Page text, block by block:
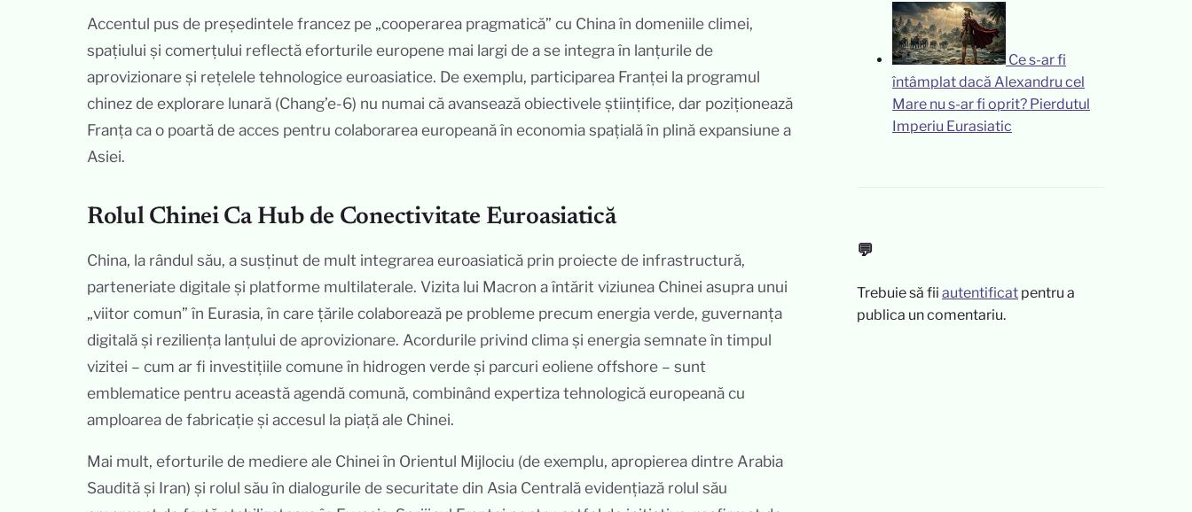
Accentul pus de președintele francez pe „cooperarea pragmatică” cu China în domeniile climei,
spațiului și comerțului reflectă eforturile europene mai largi de a se integra în lanțurile de
aprovizionare și rețelele tehnologice euroasiatice. De exemplu, participarea Franței la programul
chinez de explorare lunară (Chang’e-6) nu numai că avansează obiectivele științifice, dar poziționează
Franța ca o poartă de acces pentru colaborarea europeană în economia spațială în plină expansiune a
Asiei.
Rolul Chinei Ca Hub de Conectivitate Euroasiatică
China, la rândul său, a susținut de mult integrarea euroasiatică prin proiecte de infrastructură,
parteneriate digitale și platforme multilaterale. Vizita lui Macron a întărit viziunea Chinei asupra unui
„viitor comun” în Eurasia, în care țările colaborează pe probleme precum energia verde, guvernanța
digitală și reziliența lanțului de aprovizionare. Acordurile privind clima și energia semnate în timpul
vizitei – cum ar fi investițiile comune în hidrogen verde și parcuri eoliene offshore – sunt
emblematice pentru această agendă comună, combinând expertiza tehnologică europeană cu
amploarea de fabricație și accesul la piață ale Chinei.
Mai mult, eforturile de mediere ale Chinei în Orientul Mijlociu (de exemplu, apropierea dintre Arabia
Saudită și Iran) și rolul său în dialogurile de securitate din Asia Centrală evidențiază rolul său
Ce s-ar fi
întâmplat dacă Alexandru cel
Mare nu s-ar fi oprit? Pierdutul
Imperiu Eurasiatic
💬
Trebuie să fii autentificat pentru a
publica un comentariu.